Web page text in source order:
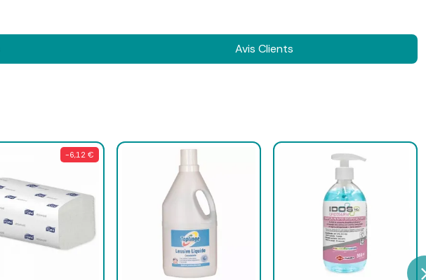
Avis Clients
-6,12 €